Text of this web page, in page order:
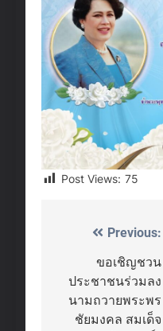
Post Views: 75
Post
navigation
Previous:
ขอเชิญชวน
ประชาชนร่วมลง
นามถวายพระพร
ชัยมงคล สมเด็จ